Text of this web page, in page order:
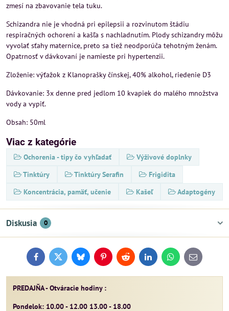
zmesí na zbavovanie tela tuku.
Schizandra nie je vhodná pri epilepsii a rozvinutom štádiu
respiračných ochorení a kašľa s nachladnutím. Plody schizandry môžu
vyvolať sťahy maternice, preto sa tiež neodporúča tehotným ženám.
Opatrnosť v dávkovaní je namieste pri hypertenzii.
Zloženie: výťažok z Klanoprašky čínskej, 40% alkohol, riedenie D3
Dávkovanie: 3x denne pred jedlom 10 kvapiek do malého množstva
vody a vypiť.
Obsah: 50ml
Viac z kategórie
Ochorenia - tipy čo vyhľadať
Výživové doplnky
Tinktúry
Tinktúry Serafin
Frigidita
Koncentrácia, pamäť, učenie
Kašeľ Adaptogény
Diskusia 0
FacebookTwitterBlueskyPinterestReddit LinkedInWhatsApp
E-
mail
PREDAJŇA - Otváracie hodiny :
Pondelok: 10.00 - 12.00 13.00 - 18.00